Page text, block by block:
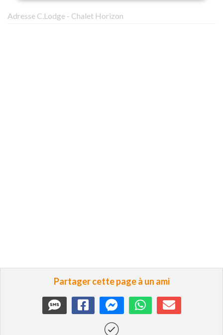
Adresse C.Lodge - Chalet Horizon
Partager cette page à un ami